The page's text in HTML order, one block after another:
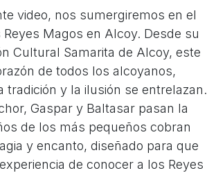
video, nos sumergiremos en el
Magos en Alcoy. Desde su
Cultural Samarita de Alcoy, este
de todos los alcoyanos,
y la ilusión se entrelazan.
Gaspar y Baltasar pasan la
de los más pequeños cobran
y encanto, diseñado para que
de conocer a los Reyes